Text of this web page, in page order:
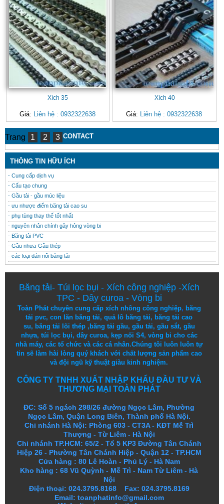
Xích 35
Giá: Liên hệ : 0932322638
Xích 40
Giá: Liên hệ : 0932322638
Trang 1 2 3 CONTACT
THÔNG TIN HỮU ÍCH
- Cung cấp dịch vụ
- Cấu tạo chung
- Gầu tải - gầu múc liệu
- ưu nhược điểm băng tải cao su
- phụ tùng thay thế tốt nhất
- nguyên nhân chính gây hỏng vòng bi
- Băng tải PVC
- Gầu nhưa-Gầu thép
- các loại dán nối băng tải
Băng tải- Túi lọc bụi - Xích công nghiệp-Xích
TPC - Dây curoa- Vòng bi
Toàn Phát chuyên cung cấp xích nhông công nghiệp, băng
tải pvc,con lăn băng tải,quả lô băng tải, băng tải cao
su, băng tải lõi thép, băng tải gầu, gầu tải, gầu sắt, gầu
nhựa, túi lọc bụi, dây curoa, kẹp nối S4, vòng bi cho các
nhà máy, các tổ chức và các cá nhân.Chúng tôi luôn luôn tự
tin sẽ làm hài lòng quý khách với chất lượng sảnphẩm cao
vàđội ngũ kỹ thuậtgiàu kinh nghiệm.
CÔNG TY TNHH XUẤT NHẬP KHẨU ĐẦU TƯ VÀ
THƯƠNG MẠI TOÀN PHÁT
ĐC: Số 5 ngách 298/26 đường Ngọc Lâm, Phường
Ngọc Lâm, Quận Long Biên, Thành phố Hà Nội.
Chi nhánh Hà Nội: Phòng 603 - CT3A - KĐT Mễ Trì
Thượng - Từ Liêm - Hà Nội
Chi nhánh TP.HCM: 65/2 - Tổ 5 KP3 Đường Tân Chánh
Hiệp 26 - Phường Tân Chánh Hiệp - Quận 12 - TP.HCM
Cửa hàng : 80 Lê Hoàn - Phủ Lý - Hà Nam
Kho hàng :68 Vũ Quỳnh - Mễ Trì - Nam Từ Liêm - Hà
Nội
Điện thoại: 024.3795.8168 Fax: 024.3795.8169
Email: toanphatinfo@gmail.com